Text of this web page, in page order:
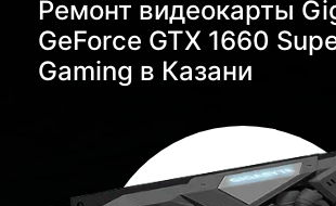
Ремонт видеокарты
GeForce GTX 1660
Gaming в Казани